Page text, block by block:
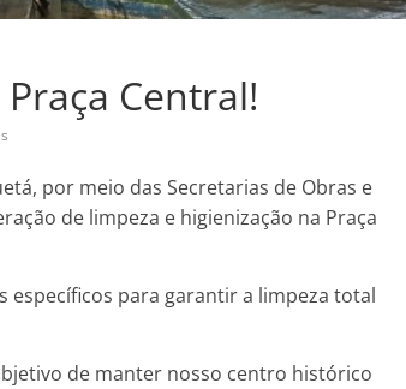
Central!
por meio das Secretarias de Obras e
de limpeza e higienização na Praça
específicos para garantir a limpeza total
de manter nosso centro histórico